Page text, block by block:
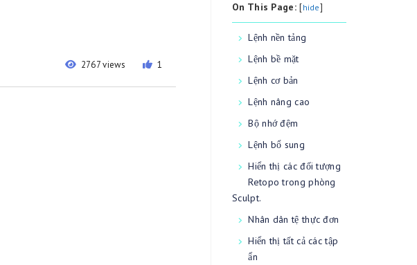
2767 views 1
On This Page:[hide]
Lệnh nền tảng
Lệnh bề mặt
Lệnh cơ bản
Lệnh nâng cao
Bộ nhớ đệm
Lệnh bổ sung
Hiển thị các đối tượng
Retopo trong phòng
Sculpt.
Nhân dân tệ thực đơn
Hiển thị tất cả các tập
ẩn